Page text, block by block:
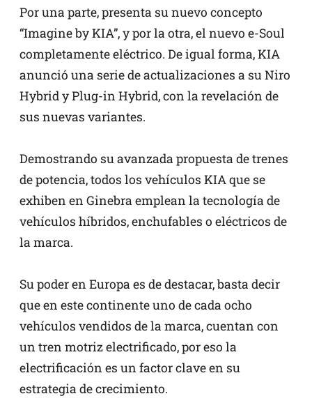
Por una parte, presenta su nuevo concepto
“Imagine by KIA”, y por la otra, el nuevo e-Soul
completamente eléctrico. De igual forma, KIA
anunció una serie de actualizaciones a su Niro
Hybrid y Plug-in Hybrid, con la revelación de
sus nuevas variantes.
Demostrando su avanzada propuesta de trenes
de potencia, todos los vehículos KIA que se
exhiben en Ginebra emplean la tecnología de
vehículos híbridos, enchufables o eléctricos de
la marca.
Su poder en Europa es de destacar, basta decir
que en este continente uno de cada ocho
vehículos vendidos de la marca, cuentan con
un tren motriz electrificado, por eso la
electrificación es un factor clave en su
estrategia de crecimiento.